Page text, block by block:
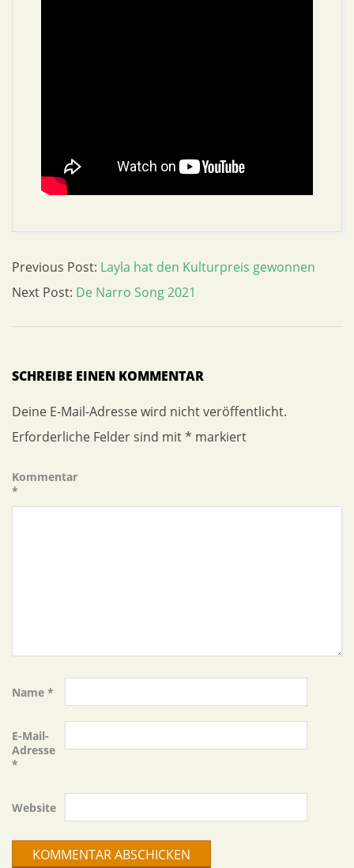
10-
11
Previous Post: Layla hat den Kulturpreis gewonnen
Next Post: De Narro Song 2021
SCHREIBE EINEN KOMMENTAR
Deine E-Mail-Adresse wird nicht veröffentlicht.
Erforderliche Felder sind mit* markiert
Kommentar
*
Name *
E-Mail-
Adresse
*
Website